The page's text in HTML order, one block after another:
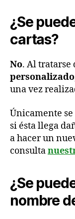
¿Se
cartas?
No. Al tratarse
personalizado
una vez
Únicamente
si ésta llega
a hacer un
consulta
¿Se
nombre